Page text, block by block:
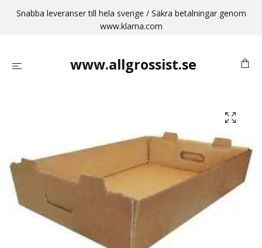
Snabba leveranser till hela sverige / Säkra betalningar genom
www.klarna.com
www.allgrossist.se